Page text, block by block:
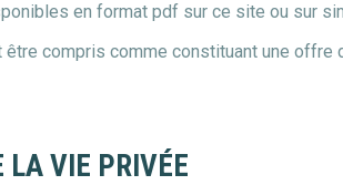
en format pdf sur ce site ou sur
compris comme constituant une offre
LA VIE PRIVÉE